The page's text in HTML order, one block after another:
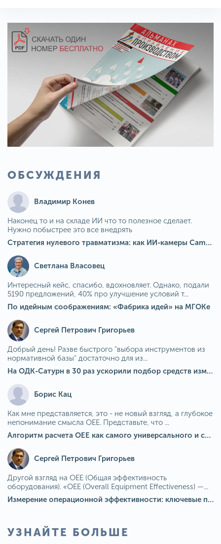
ОБСУЖДЕНИЯ
Владимир Конев
Наконец то и на складе ИИ что то полезное сделает.
Нужно побыстрее это все внедрять
Стратегия нулевого травматизма: как ИИ-камеры Camkord снижают риск наезда на пешехода при работе на погрузчике
Светлана Власовец
Интересный кейс, спасибо, вдохновляет. Однако, подали
5190 предложений, 40% про улучшение условий т...
По идейным соображениям: «Фабрика идей» на МГОКе
Сергей Петрович Григорьев
Добрый день! Разве быстрого "выбора инструментов из
нормативной базы" достаточно для из...
На ОДК-Сатурн в 30 раз ускорили подбор средств измерения для контроля качества продукции
Борис Кац
Как мне представляется, это - не новый взгляд, а глубокое
непонимание смысла OEE. Представьте, что ...
Алгоритм расчета ОЕЕ как самого универсального и современного показателя эффективности оборудования в мире
Сергей Петрович Григорьев
Другой взгляд на OEE (Общая эффективность
оборудования). «OEE (Overall Equipment Effectiveness) —...
Измерение операционной эффективности: ключевые показатели для непрерывного совершенствования
УЗНАЙТЕ БОЛЬШЕ